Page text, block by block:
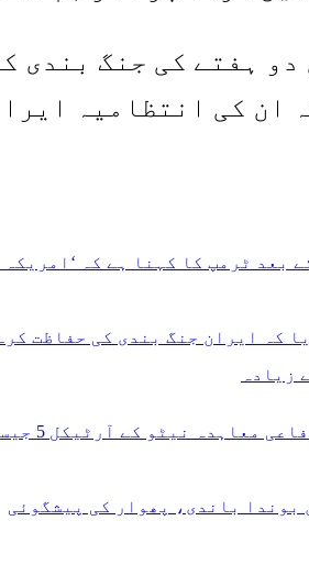
ہفتے کی جنگ بندی
ان کی انتظامیہ
بعد ٹرمپ کا کہنا ہے کہ
کہ ایران جنگ بندی کی حفاظت
زیادہ
کے آرٹیکل 5 جیسا ہے؛ ترک وزیر خارجہ
بوندا باندی، پھوار کی پیشگوئی